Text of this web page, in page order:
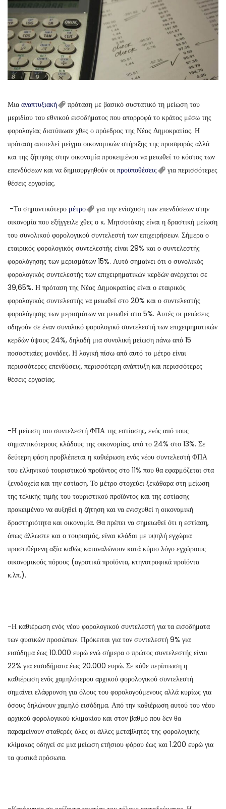
Μια αναπτυξιακή
πρόταση με βασικό συστατικό τη μείωση του
μεριδίου του εθνικού εισοδήματος που απορροφά το κράτος μέσω της
φορολογίας διατύπωσε χθες ο πρόεδρος της Νέας Δημοκρατίας. Η
πρόταση αποτελεί μείγμα οικονομικών στήριξης της προσφοράς αλλά
και της ζήτησης στην οικονομία προκειμένου να μειωθεί το κόστος των
επενδύσεων και να δημιουργηθούν οι προϋποθέσεις
για περισσότερες
θέσεις εργασίας.
-Το σημαντικότερο μέτρο
για την ενίσχυση των επενδύσεων στην
οικονομία που εξήγγειλε χθες ο κ. Μητσοτάκης είναι η δραστική μείωση
του συνολικού φορολογικού συντελεστή των επιχειρήσεων. Σήμερα ο
εταιρικός φορολογικός συντελεστής είναι 29% και ο συντελεστής
φορολόγησης των μερισμάτων 15%. Αυτό σημαίνει ότι ο συνολικός
φορολογικός συντελεστής των επιχειρηματικών κερδών ανέρχεται σε
39,65%. Η πρόταση της Νέας Δημοκρατίας είναι ο εταιρικός
φορολογικός συντελεστής να μειωθεί στο 20% και ο συντελεστής
φορολόγησης των μερισμάτων να μειωθεί στο 5%. Αυτές οι μειώσεις
οδηγούν σε έναν συνολικό φορολογικό συντελεστή των επιχειρηματικών
κερδών ύψους 24%, δηλαδή μια συνολική μείωση πάνω από 15
ποσοστιαίες μονάδες. Η λογική πίσω από αυτό το μέτρο είναι
περισσότερες επενδύσεις, περισσότερη ανάπτυξη και περισσότερες
θέσεις εργασίας.
-Η μείωση του συντελεστή ΦΠΑ της εστίασης, ενός από τους
σημαντικότερους κλάδους της οικονομίας, από το 24% στο 13%. Σε
δεύτερη φάση προβλέπεται η καθιέρωση ενός νέου συντελεστή ΦΠΑ
του ελληνικού τουριστικού προϊόντος στο 11% που θα εφαρμόζεται στα
ξενοδοχεία και την εστίαση. Το μέτρο στοχεύει ξεκάθαρα στη μείωση
της τελικής τιμής του τουριστικού προϊόντος και της εστίασης
προκειμένου να αυξηθεί η ζήτηση και να ενισχυθεί η οικονομική
δραστηριότητα και οικονομία. Θα πρέπει να σημειωθεί ότι η εστίαση,
όπως άλλωστε και ο τουρισμός, είναι κλάδοι με υψηλή εγχώρια
προστιθέμενη αξία καθώς καταναλώνουν κατά κύριο λόγο εγχώριους
οικονομικούς πόρους (αγροτικά προϊόντα, κτηνοτροφικά προϊόντα
κ.λπ.).
-Η καθιέρωση ενός νέου φορολογικού συντελεστή για τα εισοδήματα
των φυσικών προσώπων. Πρόκειται για τον συντελεστή 9% για
εισόδημα έως 10.000 ευρώ ενώ σήμερα ο πρώτος συντελεστής είναι
22% για εισοδήματα έως 20.000 ευρώ. Σε κάθε περίπτωση η
καθιέρωση ενός χαμηλότερου αρχικού φορολογικού συντελεστή
σημαίνει ελάφρυνση για όλους του φορολογούμενους αλλά κυρίως για
όσους δηλώνουν χαμηλό εισόδημα. Από την καθιέρωση αυτού του νέου
αρχικού φορολογικού κλιμακίου και στον βαθμό που δεν θα
παραμείνουν σταθερές όλες οι άλλες μεταβλητές της φορολογικής
κλίμακας οδηγεί σε μια μείωση ετήσιου φόρου έως και 1.200 ευρώ για
τα φυσικά πρόσωπα.